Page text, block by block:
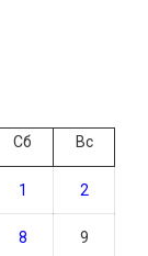
Сб Вс
1 2
8 9